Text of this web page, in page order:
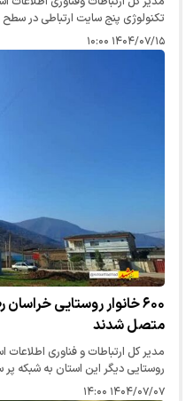
تکنولوژی پنج سایت ارتباطی در سطح
۱۴۰۴/۰۷/۱۵ ۱۰:۰۰
۶۰۰ خانوار روستایی
متصل شدند
روستایی دیگر این استان به شبکه پر
۱۴۰۴/۰۷/۰۷ ۱۴:۰۰